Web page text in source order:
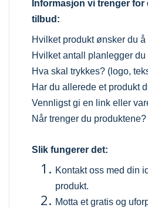
Informasjon vi trenger
tilbud:
Hvilket produkt ønsker du
Hvilket antall planlegger
Hva skal trykkes? (logo,
Har du allerede et produkt
Vennligst gi en link eller
Når trenger du produktene?
Slik fungerer det:
Kontakt oss med din
produkt.
Motta et gratis og